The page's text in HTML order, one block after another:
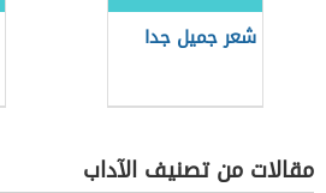
شعر جميل جدا
مقالات من تصنيف الآداب